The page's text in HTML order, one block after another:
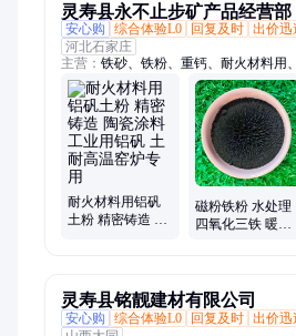
灵寿县永不止步矿产品经营部
安心购
综合体验L0 回复及时 出价迅
河北石家庄
主营： 铁砂、铁粉、重钙、耐火材料用
泥、滑石粉、膨润土、红土黄土、硅灰
石粉、石英粉、重晶石粉、高岭土、沸
粉、膨润土猫砂、赤铁粉、粉煤灰、锰
耐火材料用铝矾
土粉 精密铸造 陶
磁粉铁粉 水处理
四氧化三铁 暖宝
灵寿县铭靓建材有限公司
安心购
综合体验L0 回复及时 出价迅